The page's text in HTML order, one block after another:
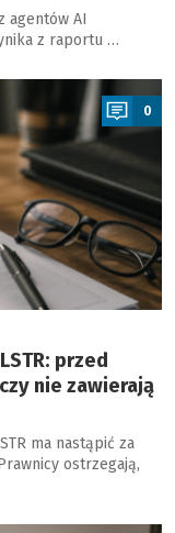
agentów AI
z raportu …
0
przed
nie zawierają
ma nastąpić za
ostrzegają,